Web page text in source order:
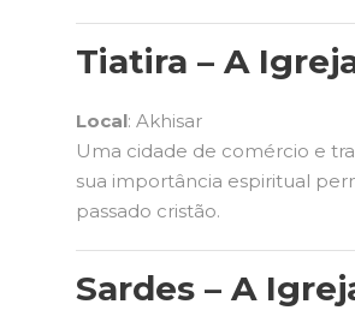
Tiatira – A
Local: Akhisar
Uma cidade de comércio e
sua importância espiritual
passado cristão.
Sardes – A